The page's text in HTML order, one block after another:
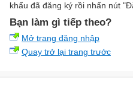
khẩu đã đăng ký rồi nhấn nút
Bạn làm gì tiếp theo?
Mở trang đăng nhập
Quay trở lại trang trước